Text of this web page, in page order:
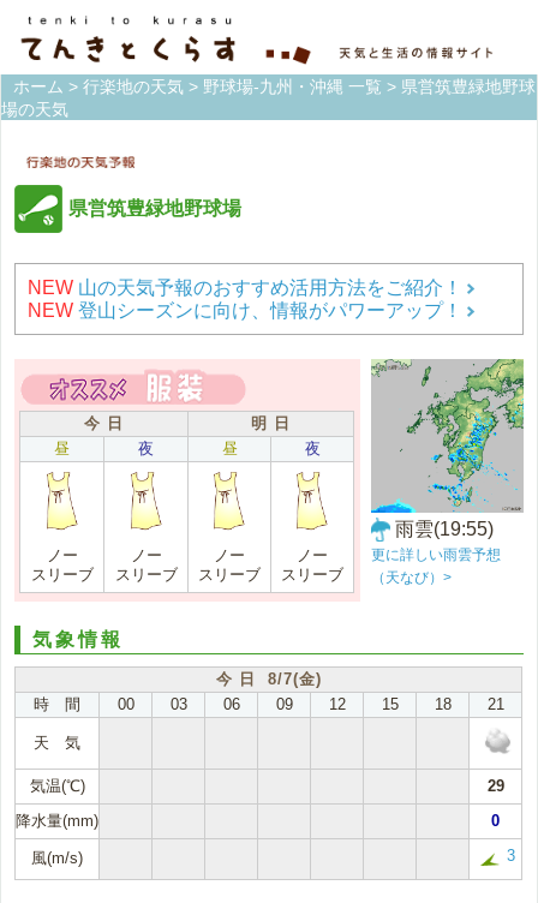
ホーム > 行楽地の天気 > 野球場-九州・沖縄 一覧 > 県営筑豊緑地野球
場の天気
県営筑豊緑地野球場
NEW 山の天気予報のおすすめ活用方法をご紹介！
NEW 登山シーズンに向け、情報がパワーアップ！
今 日
明 日
昼
夜 昼 夜
ノー
スリーブ
ノー
スリーブ
ノー
スリーブ
ノー
スリーブ
雨雲(19:55)
更に詳しい雨雲予想
（天なび）>
気象情報
今 日 8/7(金)
時 間
00 03 06 09 12 15 18 21
天 気
気温(℃)
29
降水量(mm)
0
風(m/s) 3